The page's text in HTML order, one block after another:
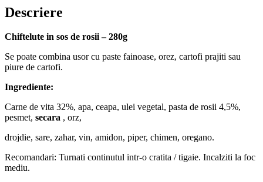
Descriere
Chiftelute in sos de rosii – 280g
Se poate combina usor cu paste fainoase, orez, cartofi prajiti sau
piure de cartofi.
Ingrediente:
Carne de vita 32%, apa, ceapa, ulei vegetal, pasta de rosii 4,5%,
pesmet, secara , orz,
drojdie, sare, zahar, vin, amidon, piper, chimen, oregano.
Recomandari: Turnati continutul intr-o cratita / tigaie. Incalziti la foc
mediu.